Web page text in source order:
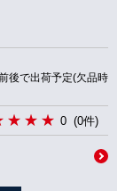
後で出荷予定(欠品時
0 (0件)